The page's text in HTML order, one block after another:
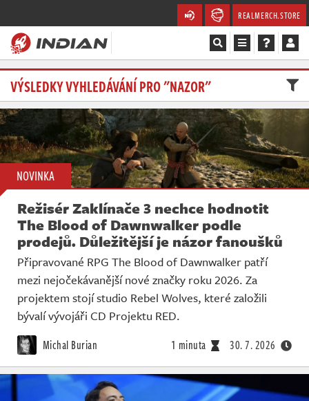
REALMERCH.STORE
Magazín
Recenze
Videa
Soutěže
Databáze
Komunita
Redakce
Živě
VÝSLEDKY VYHLEDÁVÁNÍ PRO "NAZOR"
NOVINKA
Režisér Zaklínače 3 nechce hodnotit
The Blood of Dawnwalker podle
prodejů. Důležitější je názor fanoušků
Připravované RPG The Blood of Dawnwalker patří
mezi nejočekávanější nové značky roku 2026. Za
projektem stojí studio Rebel Wolves, které založili
bývalí vývojáři CD Projektu RED.
Michal Burian 1 minuta 30. 7. 2026